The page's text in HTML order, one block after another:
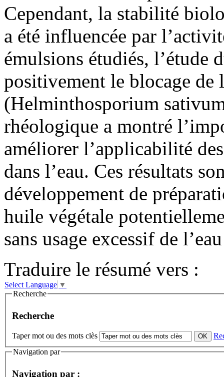
Cependant, la stabilité
a été influencée par
émulsions étudiés, l’étude
positivement le blocage de
(Helminthosporium
rhéologique a montré
améliorer l’applicabilité
dans l’eau. Ces résultats
développement de
huile végétale
sans usage excessif de
Traduire le résumé vers :
Select Language ▼
Recherche
Recherche
Taper mot ou des mots clès
Navigation par
Navigation par :